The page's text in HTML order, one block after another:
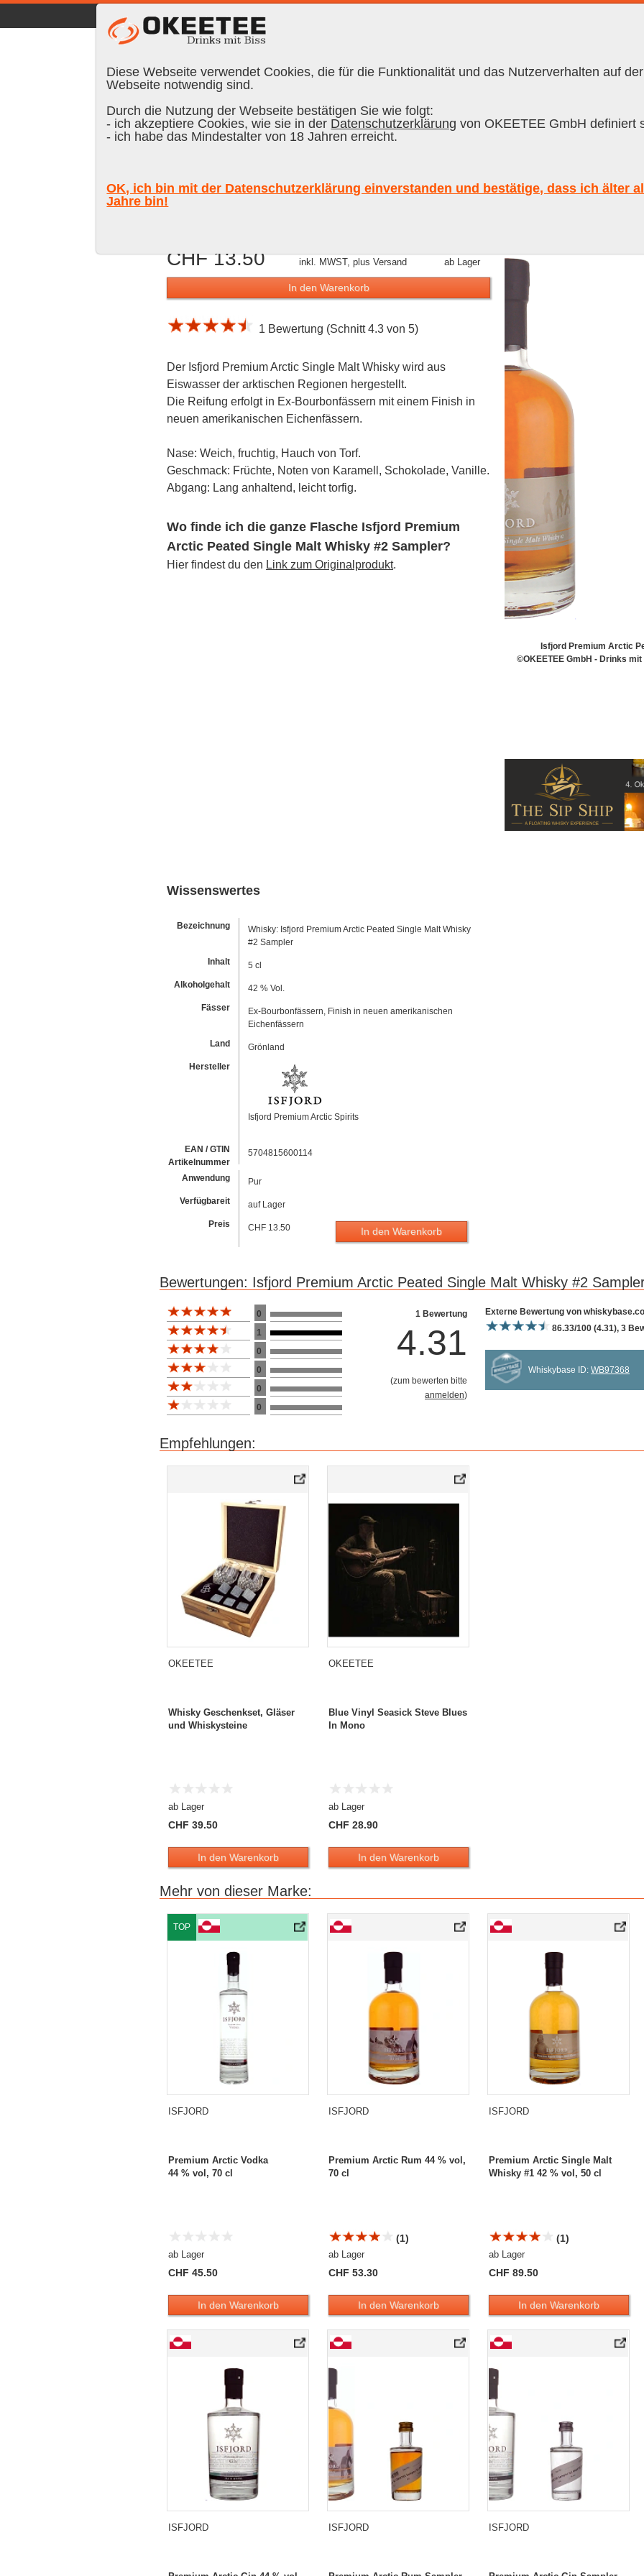
☰ |DE FR EN|Anmelden
Suchen:
Isfjord Premium Arctic Peated Single Malt
42 % Vol.
CHF 13.50 inkl. MWST, plus Versand ab Lager
In den Warenkorb
1 Bewertung (Schnitt 4.3 von 5)
Der Isfjord Premium Arctic Single Malt Whisky wird aus
Eiswasser der arktischen Regionen hergestellt.
Die Reifung erfolgt in Ex-Bourbonfässern mit einem Finish in
neuen amerikanischen Eichenfässern.
Nase: Weich, fruchtig, Hauch von Torf.
Geschmack: Früchte, Noten von Karamell, Schokolade, Vanille.
Abgang: Lang anhaltend, leicht torfig.
Wo finde ich die ganze Flasche Isfjord Premium
Arctic Peated Single Malt Whisky #2 Sampler?
Hier findest du den Link zum Originalprodukt.
Isfjord Premium Arctic
©OKEETEE GmbH - Drinks
Wissenswertes
Bezeichnung
Whisky: Isfjord Premium Arctic Peated Single Malt Whisky
#2 Sampler
Inhalt
5 cl
Alkoholgehalt
42 % Vol.
Fässer
Ex-Bourbonfässern, Finish in neuen amerikanischen
Eichenfässern
Land
Grönland
Hersteller
Isfjord Premium Arctic Spirits
EAN / GTIN
Artikelnummer
5704815600114
Anwendung
Pur
Verfügbareit
auf Lager
Preis
CHF 13.50 In den Warenkorb
Bewertungen: Isfjord Premium Arctic Peated Single Malt Whisky #2
Bewertung 10
0
1
0
0
0
0
1 Bewertung
4.31
(zum bewerten bitte
anmelden)
Bewertung 10
Externe Bewertung von
86.33/100 (4.31), 3
Whiskybase ID: WB97368
Empfehlungen:
OKEETEE
Whisky Geschenkset, Gläser
und Whiskysteine
ab Lager
CHF 39.50
In den Warenkorb
OKEETEE
Blue Vinyl Seasick Steve Blues
In Mono
ab Lager
CHF 28.90
In den Warenkorb
Mehr von dieser Marke:
TOP
ISFJORD
Premium Arctic Vodka
44 % vol, 70 cl
ab Lager
CHF 45.50
In den Warenkorb
ISFJORD
Premium Arctic Rum 44 % vol,
70 cl
(1)
ab Lager
CHF 53.30
In den Warenkorb
ISFJORD
Premium Arctic Single Malt
Whisky #1 42 % vol, 50 cl
(1)
ab Lager
CHF 89.50
In den Warenkorb
ISFJORD ISFJORD ISFJORD
Diese Webseite verwendet Cookies, die für die Funktionalität und das Nutzerverhalten auf der
Webseite notwendig sind.
Durch die Nutzung der Webseite bestätigen Sie wie folgt:
- ich akzeptiere Cookies, wie sie in der Datenschutzerklärung von OKEETEE GmbH definiert
- ich habe das Mindestalter von 18 Jahren erreicht.
OK, ich bin mit der Datenschutzerklärung einverstanden und bestätige, dass ich älter
Jahre bin!